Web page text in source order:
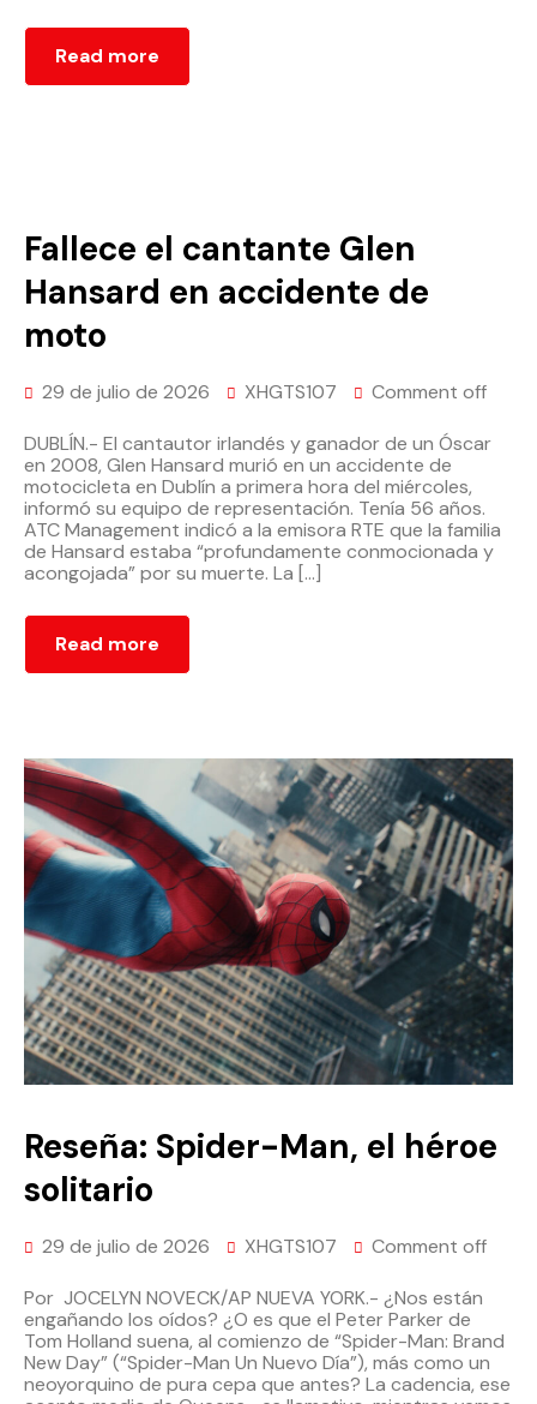
Read more
Fallece el cantante Glen
Hansard en accidente de
moto
29 de julio de 2026 XHGTS107 Comment off
DUBLÍN.- El cantautor irlandés y ganador de un Óscar
en 2008, Glen Hansard murió en un accidente de
motocicleta en Dublín a primera hora del miércoles,
informó su equipo de representación. Tenía 56 años.
ATC Management indicó a la emisora RTE que la familia
de Hansard estaba “profundamente conmocionada y
acongojada” por su muerte. La […]
Read more
Reseña: Spider-Man, el héroe
solitario
29 de julio de 2026 XHGTS107 Comment off
Por JOCELYN NOVECK/AP NUEVA YORK.- ¿Nos están
engañando los oídos? ¿O es que el Peter Parker de
Tom Holland suena, al comienzo de “Spider-Man: Brand
New Day” (“Spider-Man Un Nuevo Día”), más como un
neoyorquino de pura cepa que antes? La cadencia, ese